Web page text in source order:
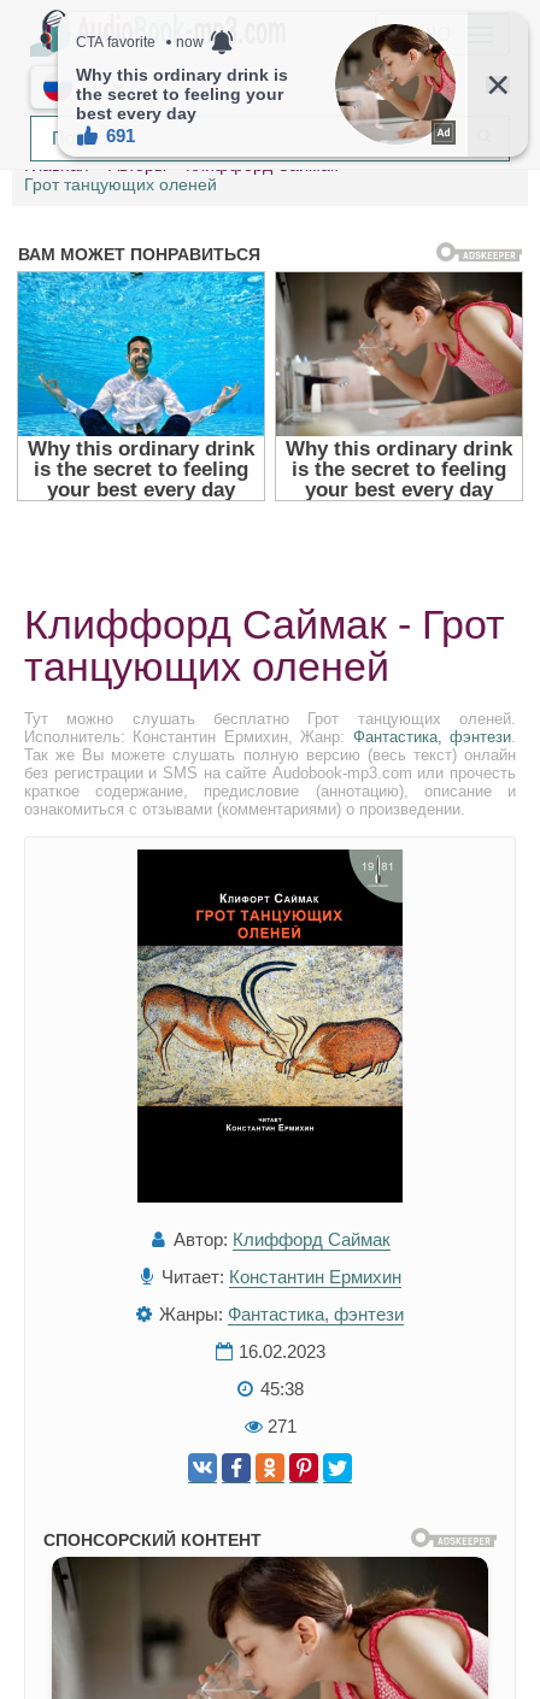
МЕНЮ
RU
Главная Авторы
Клиффорд Саймак
Грот танцующих оленей
Клиффорд Саймак - Грот
танцующих оленей
Тут можно слушать бесплатно Грот танцующих оленей.
Исполнитель: Константин Ермихин, Жанр: Фантастика, фэнтези.
Так же Вы можете слушать полную версию (весь текст) онлайн
без регистрации и SMS на сайте Audobook-mp3.com или прочесть
краткое содержание, предисловие (аннотацию), описание и
ознакомиться с отзывами (комментариями) о произведении.
Автор: Клиффорд Саймак
Читает: Константин Ермихин
Жанры: Фантастика, фэнтези
16.02.2023
45:38
271